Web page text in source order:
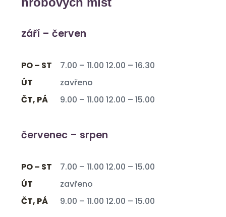
září – červen
PO – ST
7.00 – 11.00 12.00 – 16.30
ÚT
zavřeno
ČT, PÁ
9.00 – 11.00 12.00 – 15.00
červenec – srpen
PO – ST
7.00 – 11.00 12.00 – 15.00
ÚT
zavřeno
ČT, PÁ
9.00 – 11.00 12.00 – 15.00